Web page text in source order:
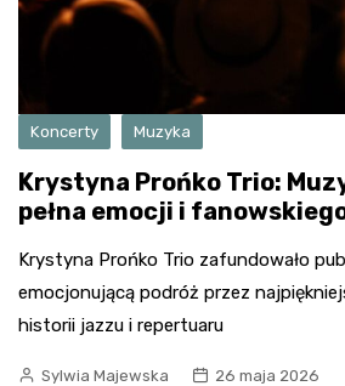
Koncerty Muzyka
Krystyna Prońko Trio:
pełna emocji i
Krystyna Prońko Trio zafundowało
emocjonującą podróż przez
historii jazzu i repertuaru
Sylwia Majewska 26 maja 2026